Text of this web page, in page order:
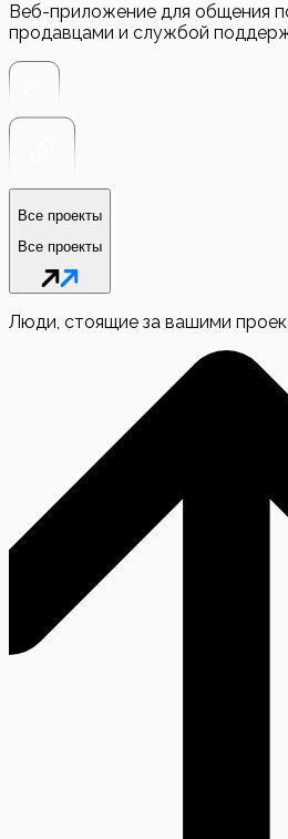
Веб-приложение для общения
продавцами и службой
Все проекты
Все проекты
Люди, стоящие за вашими